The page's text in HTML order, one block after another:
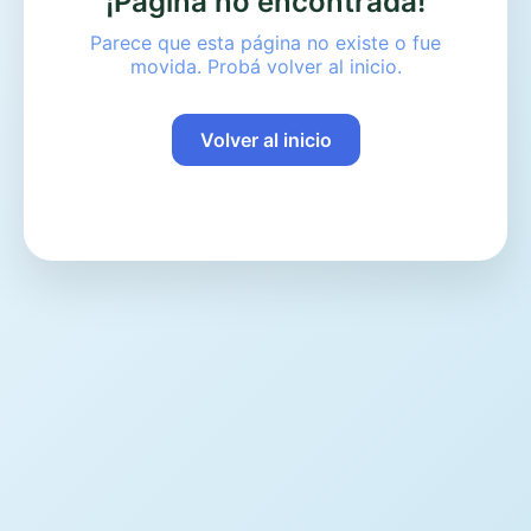
Parece que esta página no existe o fue
movida. Probá volver al inicio.
Volver al inicio